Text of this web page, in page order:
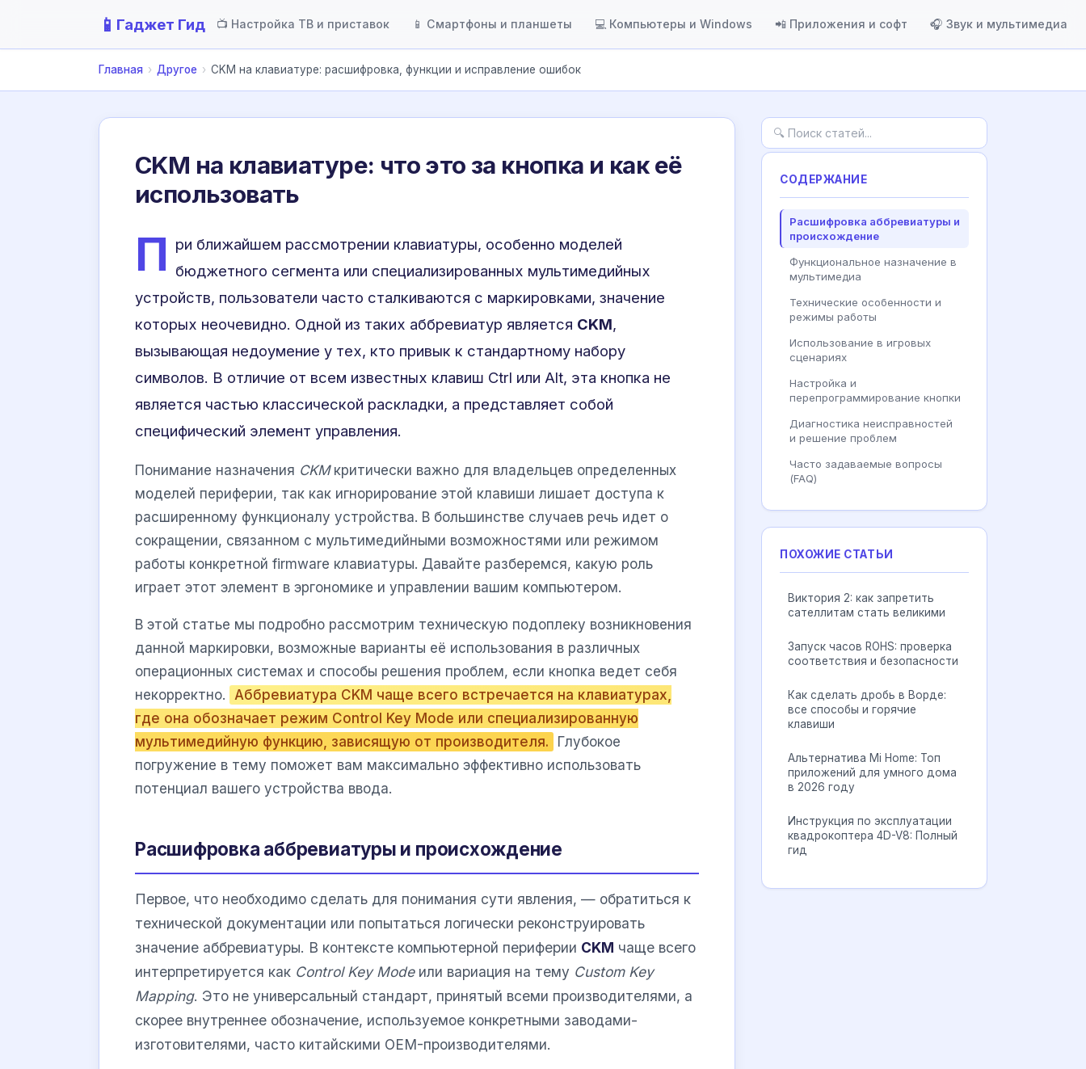
📱 Гаджет Гид 📺 Настройка ТВ и приставок 📱 Смартфоны и планшеты 💻 Компьютеры и Windows 📲 Приложения и софт 🎧 Звук и мультимедиа
Главная › Другое › CKM на клавиатуре: расшифровка, функции и исправление ошибок
CKM на клавиатуре: что это за кнопка и как её
использовать
П ри ближайшем рассмотрении клавиатуры, особенно моделей
бюджетного сегмента или специализированных мультимедийных
устройств, пользователи часто сталкиваются с маркировками, значение
которых неочевидно. Одной из таких аббревиатур является CKM,
вызывающая недоумение у тех, кто привык к стандартному набору
символов. В отличие от всем известных клавиш Ctrl или Alt, эта кнопка не
является частью классической раскладки, а представляет собой
специфический элемент управления.
Понимание назначения CKMкритически важно для владельцев определенных
моделей периферии, так как игнорирование этой клавиши лишает доступа к
расширенному функционалу устройства. В большинстве случаев речь идет о
сокращении, связанном с мультимедийными возможностями или режимом
работы конкретной firmware клавиатуры. Давайте разберемся, какую роль
играет этот элемент в эргономике и управлении вашим компьютером.
В этой статье мы подробно рассмотрим техническую подоплеку возникновения
данной маркировки, возможные варианты её использования в различных
операционных системах и способы решения проблем, если кнопка ведет себя
некорректно. Аббревиатура CKM чаще всего встречается на клавиатурах,
где она обозначает режим Control Key Mode или специализированную
мультимедийную функцию, зависящую от производителя.
Глубокое
погружение в тему поможет вам максимально эффективно использовать
потенциал вашего устройства ввода.
Расшифровка аббревиатуры и происхождение
Первое, что необходимо сделать для понимания сути явления, — обратиться к
технической документации или попытаться логически реконструировать
значение аббревиатуры. В контексте компьютерной периферии CKM чаще всего
интерпретируется как Control Key Modeили вариация на тему Custom Key
Mapping. Это не универсальный стандарт, принятый всеми производителями, а
скорее внутреннее обозначение, используемое конкретными заводами-
изготовителями, часто китайскими OEM-производителями.
СОДЕРЖАНИЕ
Расшифровка аббревиатуры и
происхождение
Функциональное назначение в
мультимедиа
Технические особенности и
режимы работы
Использование в игровых
сценариях
Настройка и
перепрограммирование кнопки
Диагностика неисправностей
и решение проблем
Часто задаваемые вопросы
(FAQ)
ПОХОЖИЕ СТАТЬИ
Виктория 2: как запретить
сателлитам стать великими
Запуск часов ROHS: проверка
соответствия и безопасности
Как сделать дробь в Ворде:
все способы и горячие
клавиши
Альтернатива Mi Home: Топ
приложений для умного дома
в 2026 году
Инструкция по эксплуатации
квадрокоптера 4D-V8: Полный
гид